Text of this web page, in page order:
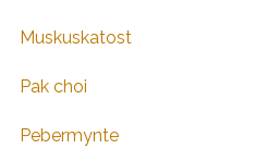
Muskuskatost
Pak choi
Pebermynte